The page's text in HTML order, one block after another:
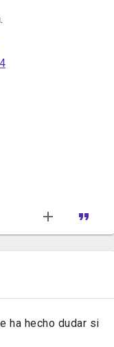
ha hecho dudar si